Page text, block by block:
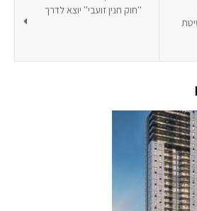
''חוק חנין זועבי'' יוצא לדרך